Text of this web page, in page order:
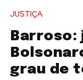
JUSTIÇA
Barroso:
grau de